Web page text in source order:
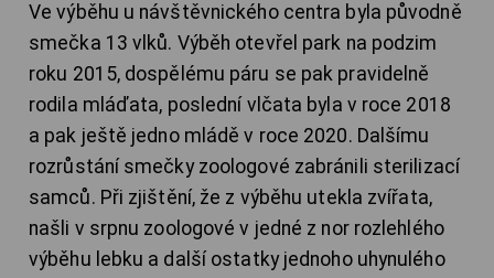
Ve výběhu u návštěvnického centra byla původně
smečka 13 vlků. Výběh otevřel park na podzim
roku 2015, dospělému páru se pak pravidelně
rodila mláďata, poslední vlčata byla v roce 2018
a pak ještě jedno mládě v roce 2020. Dalšímu
rozrůstání smečky zoologové zabránili sterilizací
samců. Při zjištění, že z výběhu utekla zvířata,
našli v srpnu zoologové v jedné z nor rozlehlého
výběhu lebku a další ostatky jednoho uhynulého